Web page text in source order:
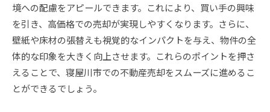
境への配慮をアピールできます。これにより、買い手の興味
を引き、高価格での売却が実現しやすくなります。さらに、
壁紙や床材の張替えも視覚的なインパクトを与え、物件の全
体的な印象を大きく向上させます。これらのポイントを押さ
えることで、寝屋川市での不動産売却をスムーズに進めるこ
とができるでしょう。